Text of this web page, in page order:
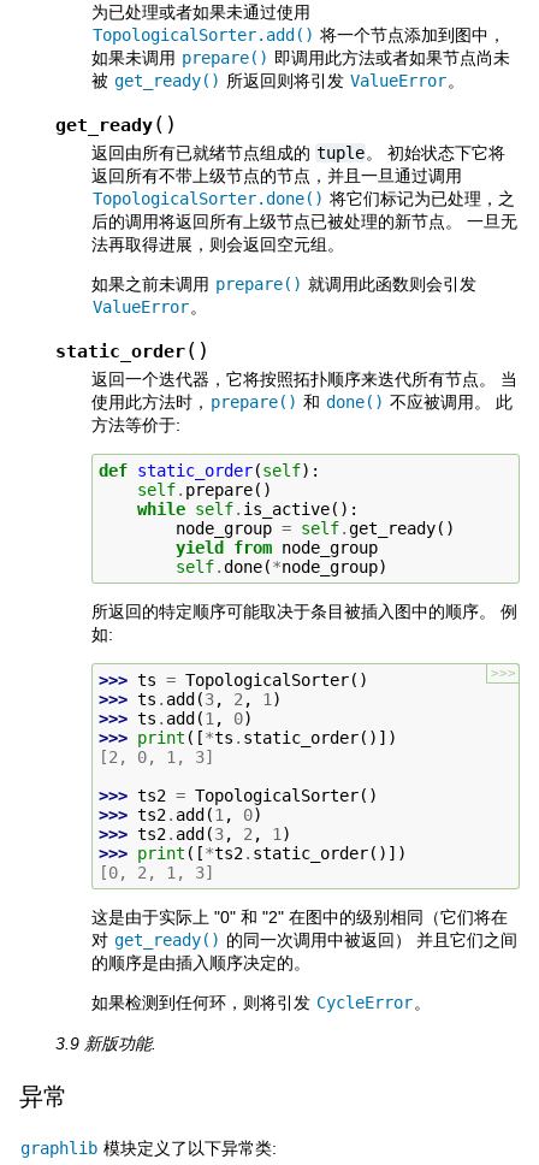
为已处理或者如果未通过使用
TopologicalSorter.add() 将一个节点添加到图中，
如果未调用 prepare() 即调用此方法或者如果节点尚未
被 get_ready() 所返回则将引发 ValueError。
get_ready( )
返回由所有已就绪节点组成的 tuple。 初始状态下它将
返回所有不带上级节点的节点，并且一旦通过调用
TopologicalSorter.done() 将它们标记为已处理，之
后的调用将返回所有上级节点已被处理的新节点。 一旦无
法再取得进展，则会返回空元组。
如果之前未调用 prepare() 就调用此函数则会引发
ValueError。
static_order( )
返回一个迭代器，它将按照拓扑顺序来迭代所有节点。 当
使用此方法时， prepare() 和 done() 不应被调用。 此
方法等价于:
def static_order(self):
self. prepare()
while self. is_active():
node_group = self.get_ready()
yield from node_group
self.done(*node_group)
所返回的特定顺序可能取决于条目被插入图中的顺序。 例
如:
>>>
>>> ts = TopologicalSorter()
>>> ts . add(3, 2 , 1 )
>>> ts . add(1 , 0)
>>> print ([*ts . static_order()])
[2, 0, 1, 3]
>>> ts2 = TopologicalSorter()
>>> ts2. add(1 , 0)
>>> ts2. add(3, 2 , 1 )
>>> print ([*ts2. static_order()])
[0, 2, 1, 3]
这是由于实际上 "0" 和 "2" 在图中的级别相同（它们将在
对 get_ready() 的同一次调用中被返回） 并且它们之间
的顺序是由插入顺序决定的。
如果检测到任何环，则将引发 CycleError。
3.9 新版功能.
异常
graphlib 模块定义了以下异常类: